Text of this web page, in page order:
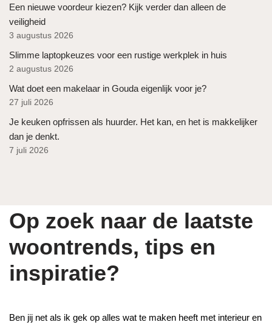
Een nieuwe voordeur kiezen? Kijk verder dan alleen de
veiligheid
3 augustus 2026
Slimme laptopkeuzes voor een rustige werkplek in huis
2 augustus 2026
Wat doet een makelaar in Gouda eigenlijk voor je?
27 juli 2026
Je keuken opfrissen als huurder. Het kan, en het is makkelijker
dan je denkt.
7 juli 2026
Op zoek naar de laatste
woontrends, tips en
inspiratie?
Ben jij net als ik gek op alles wat te maken heeft met interieur en